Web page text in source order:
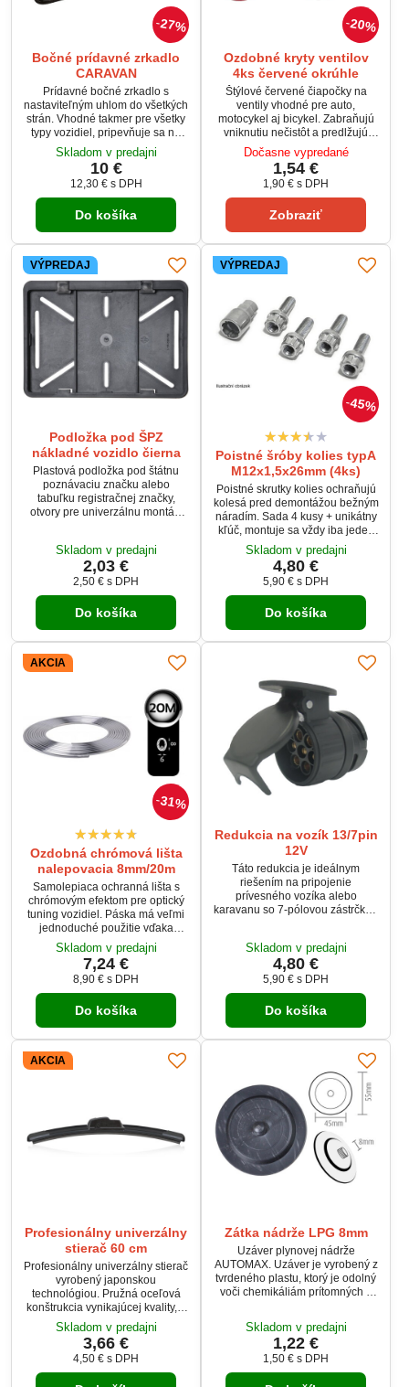
27%
Bočné prídavné zrkadlo
CARAVAN
Prídavné bočné zrkadlo s
nastaviteľným uhlom do všetkých
strán. Vhodné takmer pre všetky
typy vozidiel, pripevňuje sa na
existujúce bočné spätné zrkadlo.
Vďaka gumovým upínačom
zrkadlo nevibruje. Možno použiť
pre ľavú aj pre pravú stranu.
Ideálny pomocník pre jazdu s
prívesom či karavanom.
existujúceho zrkadlá.
Skladom v predajni
10 €
12,30 € s DPH
Do košíka
20%
Ozdobné kryty ventilov
4ks červené okrúhle
Štýlové červené čiapočky na
ventily vhodné pre auto,
motocykel aj bicykel. Zabraňujú
vniknutiu nečistôt a predlžujú
životnosť ventilov. Sú
kompatibilné so všetkými
bežnými ventilmi typu Schrader.
Balenie obsahuje 4 kusy –
jednoduché riešenie pre každé
vozidlo.
Dočasne vypredané
1,54 €
1,90 € s DPH
Zobraziť
VÝPREDAJ
Podložka pod ŠPZ
nákladné vozidlo čierna
Plastová podložka pod štátnu
poznávaciu značku alebo
tabuľku registračnej značky,
otvory pre univerzálnu montáž.
Skladom v predajni
2,03 €
2,50 € s DPH
Do košíka
45%
VÝPREDAJ
Poistné šróby kolies typA
M12x1,5x26mm (4ks)
Poistné skrutky kolies ochraňujú
kolesá pred demontážou bežným
náradím. Sada 4 kusy + unikátny
kľúč, montuje sa vždy iba jeden
poistný šrób na jedno koleso.
Použiteľné pre zliatinové aj
oceľové disky. Vhodné napríklad
pre vozidlá Favorit do r.v. 92, viac
viď tabuľku použitie.
Skladom v predajni
4,80 €
5,90 € s DPH
Do košíka
31%
AKCIA
Ozdobná chrómová lišta
nalepovacia 8mm/20m
Samolepiaca ochranná lišta s
chrómovým efektom pre optický
tuning vozidiel. Páska má veľmi
jednoduché použitie vďaka
lepiacej páske na zadnej strane
lišty.
Skladom v predajni
7,24 €
8,90 € s DPH
Do košíka
Redukcia na vozík 13/7pin
12V
Táto redukcia je ideálnym
riešením na pripojenie
prívesného vozíka alebo
karavanu so 7-pólovou zástrčkou
možné bezpečne a jednoducho
pripojiť príves k vozidlu bez
potreby výmeny káblov alebo
zložitej inštalácie. Je vyrobená z
kvalitných materiálov pre dlhú
životnosť a spoľahlivý výkon.
Skladom v predajni
4,80 €
5,90 € s DPH
Do košíka
AKCIA
Profesionálny univerzálny
stierač 60 cm
Profesionálny univerzálny stierač
vyrobený japonskou
technológiou. Pružná oceľová
konštrukcia vynikajúcej kvality, s
pravou prírodnou gumou a s
tenkou teflónovou vrstvičkou.
Skladom v predajni
3,66 €
4,50 € s DPH
Zátka nádrže LPG 8mm
Uzáver plynovej nádrže
AUTOMAX. Uzáver je vyrobený z
tvrdeného plastu, ktorý je odolný
voči chemikáliám prítomných v
Skladom v predajni
1,22 €
1,50 € s DPH